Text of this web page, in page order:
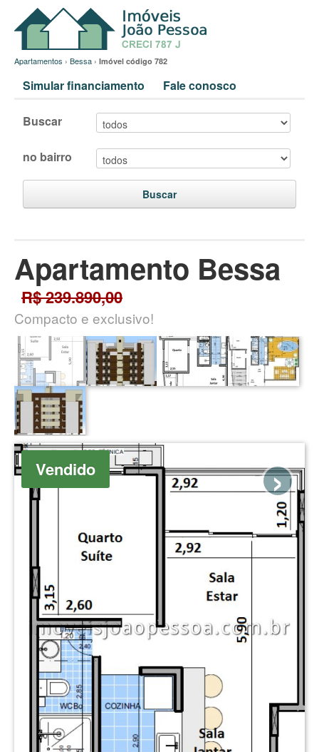
Apartamentos › Bessa › Imóvel código 782
Simular financiamento Fale conosco
Buscar
no bairro
Buscar
Apartamento Bessa
R$ 239.890,00
Compacto e exclusivo!
›
Vendido